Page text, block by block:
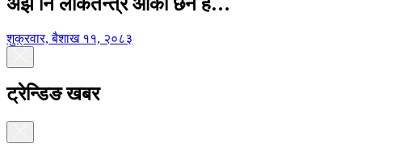
शुक्रवार, बैशाख ११, २०८३
ट्रेन्डिङ खबर